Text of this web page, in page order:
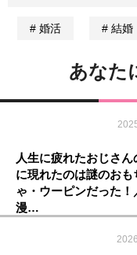
婚活 結婚
あなた
人生に疲れたおじさん
に現れたのは謎のおも
ゃ・ウーピンだった！
漫…